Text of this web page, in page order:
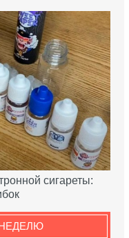
сигареты: